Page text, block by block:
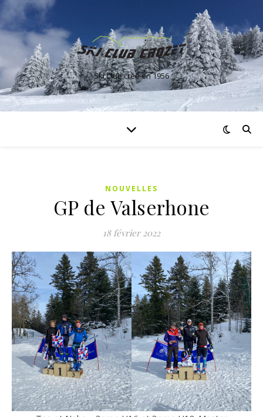
Ski Club créé en 1956
NOUVELLES
GP de Valserhone
18 février 2022